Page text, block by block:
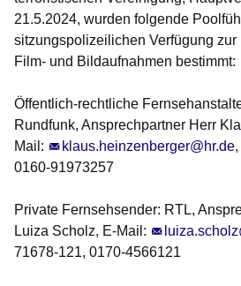
21.5.2024, wurden folgende
sitzungspolizeilichen Verfügung zur
Film- und Bildaufnahmen bestimmt:
Öffentlich-rechtliche
Rundfunk, Ansprechpartner Herr
Mail:
klaus.heinzenberger@hr.de
0160-91973257
Private Fernsehsender: RTL,
Luiza Scholz, E-Mail:
71678-121, 0170-4566121